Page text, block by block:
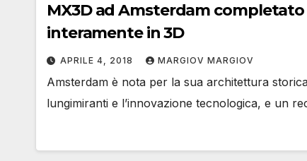
MX3D ad Amsterdam
interamente in 3D
APRILE 4, 2018 MARGIOV MARGIOV
Amsterdam è nota per la sua architettura
lungimiranti e l’innovazione tecnologica, e un